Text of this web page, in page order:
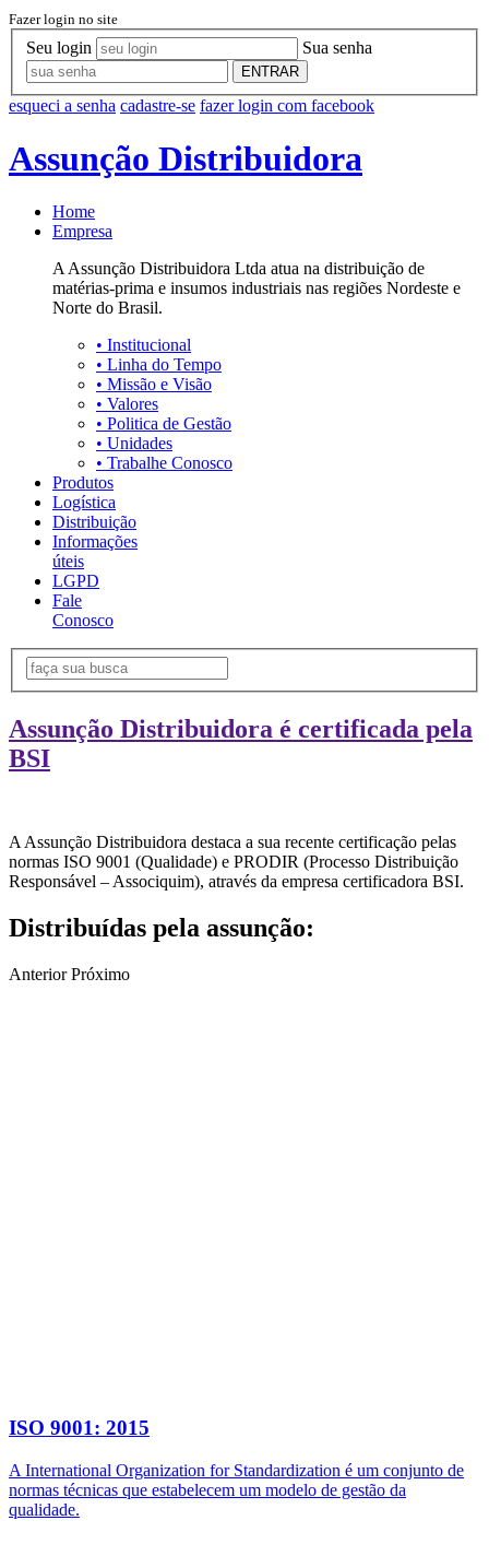
Fazer login no site
Seu login Sua senha
ENTRAR
esqueci a senha cadastre-se fazer login com facebook
Assunção Distribuidora
Home
Empresa
A Assunção Distribuidora Ltda atua na distribuição de
matérias-prima e insumos industriais nas regiões Nordeste e
Norte do Brasil.
• Institucional
• Linha do Tempo
• Missão e Visão
• Valores
• Politica de Gestão
• Unidades
• Trabalhe Conosco
Produtos
Logística
Distribuição
Informações
úteis
LGPD
Fale
Conosco
Assunção Distribuidora é certificada pela
BSI
A Assunção Distribuidora destaca a sua recente certificação pelas
normas ISO 9001 (Qualidade) e PRODIR (Processo Distribuição
Responsável – Associquim), através da empresa certificadora BSI.
Distribuídas pela assunção:
Anterior Próximo
ISO 9001: 2015
A International Organization for Standardization é um conjunto de
normas técnicas que estabelecem um modelo de gestão da
qualidade.